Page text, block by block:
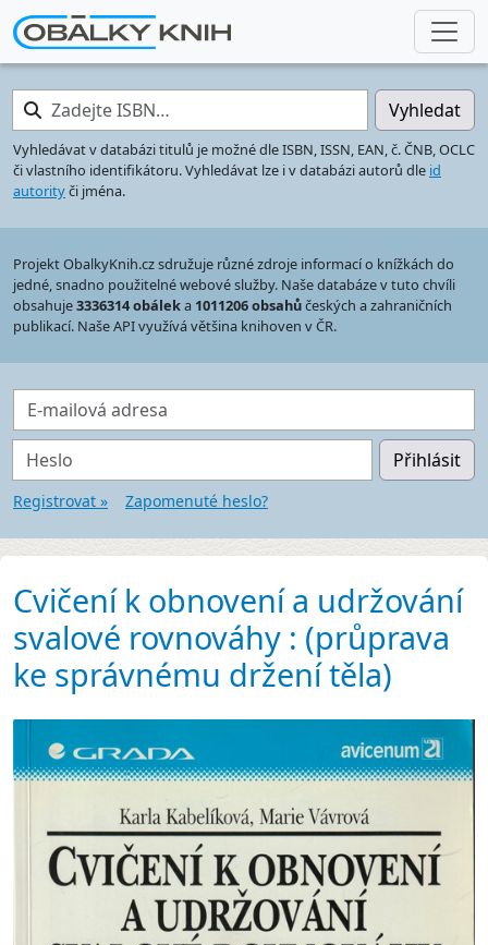
Zadejte ISBN… Vyhledat
Vyhledávat v databázi titulů je možné dle ISBN, ISSN, EAN, č. ČNB, OCLC
či vlastního identifikátoru. Vyhledávat lze i v databázi autorů dle id
autorityči jména.
Projekt ObalkyKnih.cz sdružuje různé zdroje informací o knížkách do
jedné, snadno použitelné webové služby. Naše databáze v tuto chvíli
obsahuje3336314 obáleka 1011206 obsahůčeských a zahraničních
publikací. Naše API využívá většina knihoven v ČR.
E-mailová adresa
Heslo Přihlásit
Registrovat » Zapomenuté heslo?
Cvičení k obnovení a udržování
svalové rovnováhy : (průprava
ke správnému držení těla)